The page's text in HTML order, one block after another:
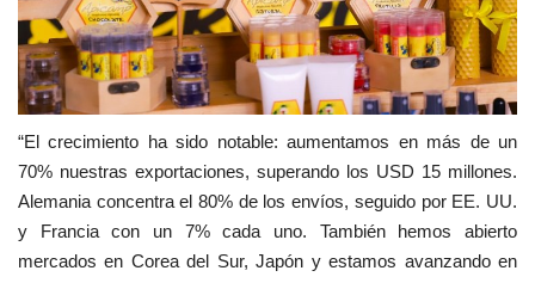
“El crecimiento ha sido notable: aumentamos en más de un
70% nuestras exportaciones, superando los USD 15 millones.
Alemania concentra el 80% de los envíos, seguido por EE. UU.
y Francia con un 7% cada uno. También hemos abierto
mercados en Corea del Sur, Japón y estamos avanzando en